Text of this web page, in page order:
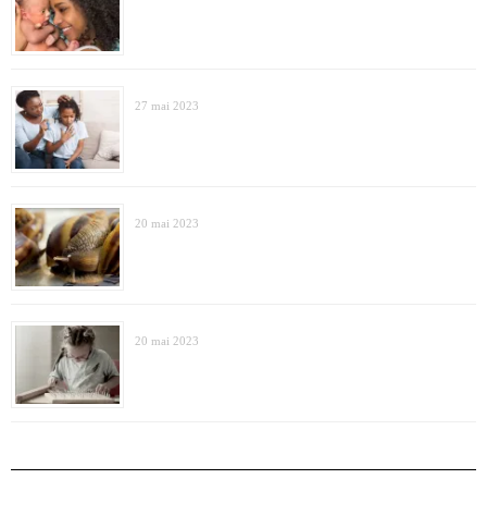
27 mai 2023
20 mai 2023
20 mai 2023